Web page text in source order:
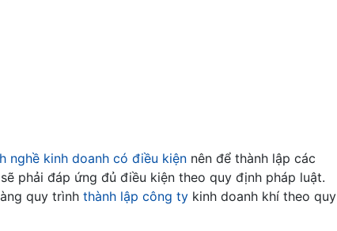
nghề kinh doanh có điều kiện nên để thành lập các
phải đáp ứng đủ điều kiện theo quy định pháp luật.
quy trình thành lập công ty kinh doanh khí theo quy